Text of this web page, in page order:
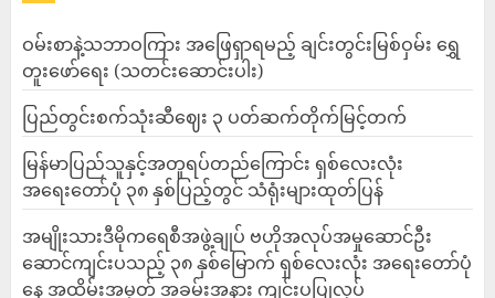
ဝမ်းစာနဲ့သဘာဝကြား အဖြေရှာရမည့် ချင်းတွင်းမြစ်ဝှမ်း ရွှေ
တူးဖော်ရေး (သတင်းဆောင်းပါး)
ပြည်တွင်းစက်သုံးဆီဈေး ၃ ပတ်ဆက်တိုက်မြင့်တက်
မြန်မာပြည်သူနှင့်အတူရပ်တည်ကြောင်း ရှစ်လေးလုံး
အရေးတော်ပုံ ၃၈ နှစ်ပြည့်တွင် သံရုံးများထုတ်ပြန်
အမျိုးသားဒီမိုကရေစီအဖွဲ့ချုပ် ဗဟိုအလုပ်အမှုဆောင်ဦး
ဆောင်ကျင်းပသည့် ၃၈ နှစ်မြောက် ရှစ်လေးလုံး အရေးတော်ပုံ
နေ့ အထိမ်းအမှတ် အခမ်းအနား ကျင်းပပြုလုပ်